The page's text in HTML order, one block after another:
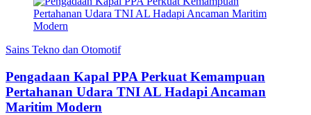
Sains Tekno dan Otomotif
Pengadaan Kapal PPA Perkuat Kemampuan
Pertahanan Udara TNI AL Hadapi Ancaman
Maritim Modern